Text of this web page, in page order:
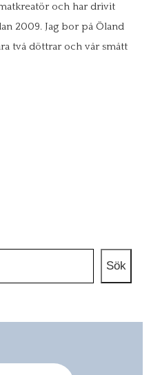
och har drivit
2009. Jag bor på Öland
två döttrar och vår smått
Sök